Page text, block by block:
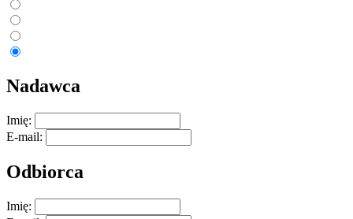
Nadawca
Imię:
E-mail:
Odbiorca
Imię: